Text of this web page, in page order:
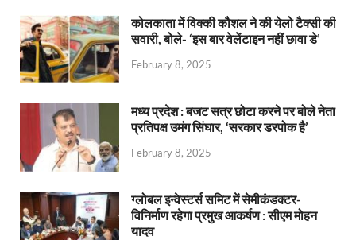
कोलकाता में विक्की कौशल ने की येलो टैक्सी की
सवारी, बोले- ‘इस बार वेलेंटाइन नहीं छावा डे’
February 8, 2025
मध्य प्रदेश : बजट सत्र छोटा करने पर बोले नेता
प्रतिपक्ष उमंग सिंघार, ‘सरकार डरपोक है’
February 8, 2025
ग्लोबल इन्वेस्टर्स समिट में सेमीकंडक्टर-
विनिर्माण रहेगा प्रमुख आकर्षण : सीएम मोहन
यादव